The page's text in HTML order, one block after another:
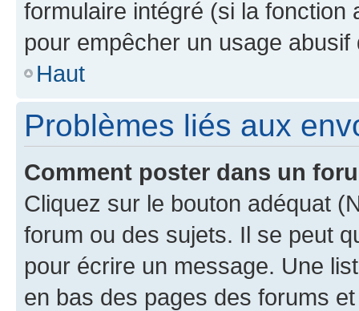
formulaire intégré (si la fonction
pour empêcher un usage
Haut
Problèmes liés aux
Comment poster dans un
Cliquez sur le bouton adéquat
forum ou des sujets. Il se peut
pour écrire un message. Une
en bas des pages des forums